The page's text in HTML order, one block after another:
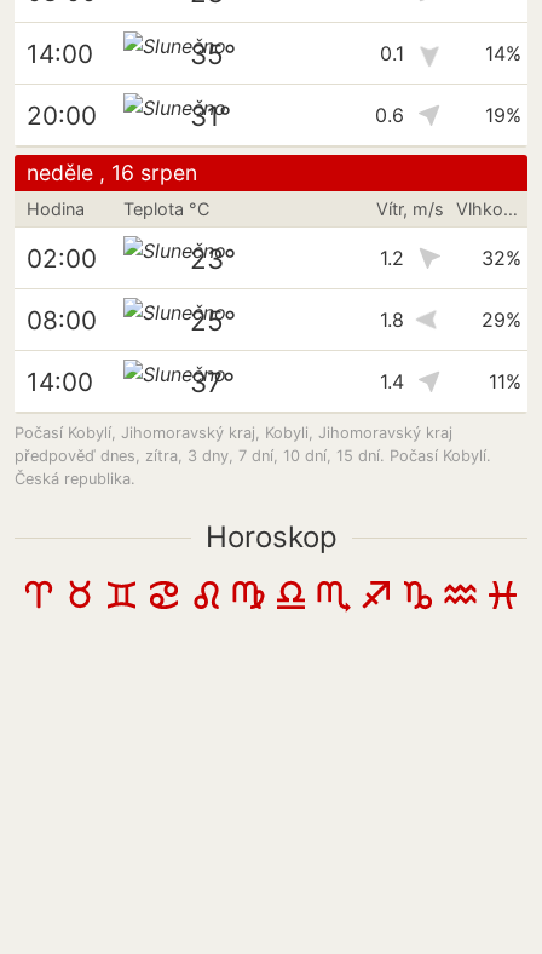
14:00 35° 0.1 14%
20:00 31° 0.6 19%
neděle , 16 srpen
Hodina Teplota °C Vítr, m/s Vlhkost vzduchu
02:00 23° 1.2 32%
08:00 25° 1.8 29%
14:00 37° 1.4 11%
Počasí Kobylí, Jihomoravský kraj, Kobyli, Jihomoravský kraj
předpověď dnes, zítra, 3 dny, 7 dní, 10 dní, 15 dní. Počasí Kobylí.
Česká republika.
Horoskop